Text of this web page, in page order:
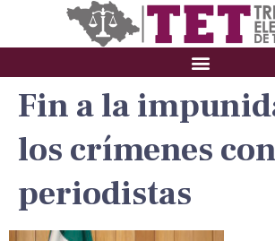
Fin a la
los crímenes
periodistas